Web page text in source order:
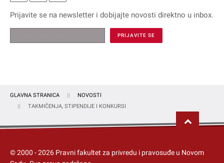
Prijavite se na newsletter i dobijajte novosti direktno u inbox.
GLAVNA STRANICA
NOVOSTI
TAKMIČENJA, STIPENDIJE I KONKURSI
© 2000 -2026 Pravni fakultet za privredu i pravosuđe u Novom